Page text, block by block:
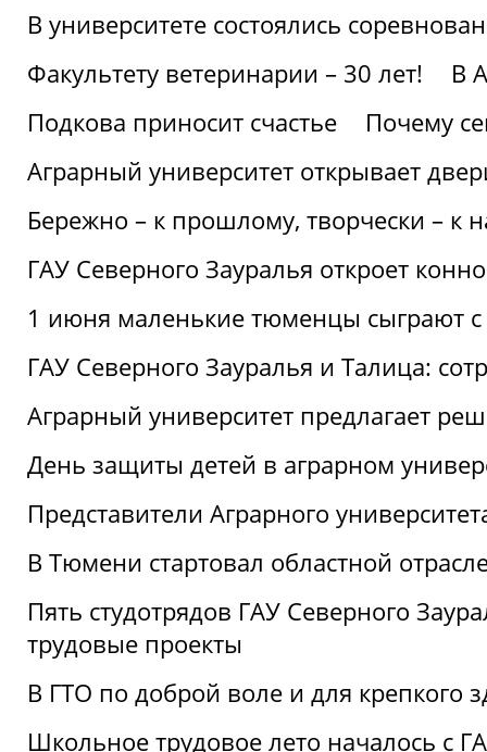
В университете состоялись
Факультету ветеринарии – 30 лет!
В
Подкова приносит счастье
Почему
Аграрный университет открывает
Бережно – к прошлому, творчески – к
ГАУ Северного Зауралья откроет
1 июня маленькие тюменцы сыграют с
ГАУ Северного Зауралья и Талица:
Аграрный университет предлагает
День защиты детей в аграрном
Представители Аграрного
В Тюмени стартовал областной
Пять студотрядов ГАУ Северного
трудовые проекты
В ГТО по доброй воле и для крепкого
Школьное трудовое лето началось с